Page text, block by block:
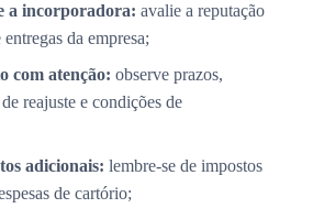
a incorporadora: avalie a reputação
da empresa;
com atenção: observe prazos,
reajuste e condições de
adicionais: lembre-se de impostos
de cartório;